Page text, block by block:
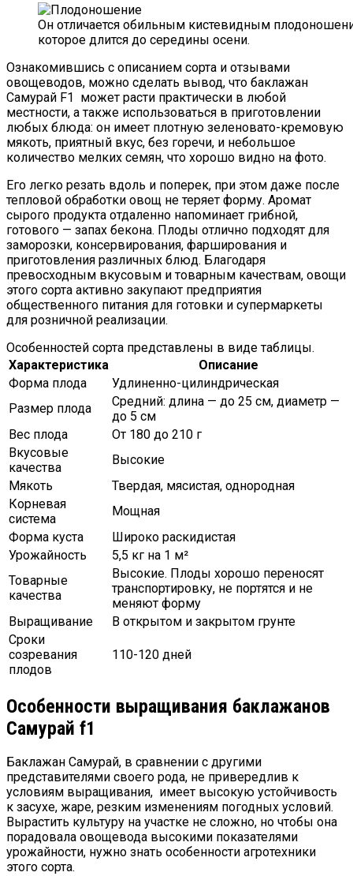
Он отличается обильным кистевидным
которое длится до середины осени.
Ознакомившись с описанием сорта и отзывами
овощеводов, можно сделать вывод, что баклажан
Самурай F1 может расти практически в любой
местности, а также использоваться в приготовлении
любых блюда: он имеет плотную зеленовато-кремовую
мякоть, приятный вкус, без горечи, и небольшое
количество мелких семян, что хорошо видно на фото.
Его легко резать вдоль и поперек, при этом даже после
тепловой обработки овощ не теряет форму. Аромат
сырого продукта отдаленно напоминает грибной,
готового — запах бекона. Плоды отлично подходят для
заморозки, консервирования, фарширования и
приготовления различных блюд. Благодаря
превосходным вкусовым и товарным качествам, овощи
этого сорта активно закупают предприятия
общественного питания для готовки и супермаркеты
для розничной реализации.
Особенностей сорта представлены в виде таблицы.
Характеристика
Описание
Форма плода
Удлиненно-цилиндрическая
Размер плода
Средний: длина — до 25 см, диаметр —
до 5 см
Вес плода
От 180 до 210 г
Вкусовые
качества
Высокие
Мякоть
Твердая, мясистая, однородная
Корневая
система
Мощная
Форма куста
Широко раскидистая
Урожайность
5,5 кг на 1 м²
Товарные
качества
Высокие. Плоды хорошо переносят
транспортировку, не портятся и не
меняют форму
Выращивание
В открытом и закрытом грунте
Сроки
созревания
плодов
110-120 дней
Особенности выращивания баклажанов
Самурай f1
Баклажан Самурай, в сравнении с другими
представителями своего рода, не привередлив к
условиям выращивания, имеет высокую устойчивость
к засухе, жаре, резким изменениям погодных условий.
Вырастить культуру на участке не сложно, но чтобы она
порадовала овощевода высокими показателями
урожайности, нужно знать особенности агротехники
этого сорта.